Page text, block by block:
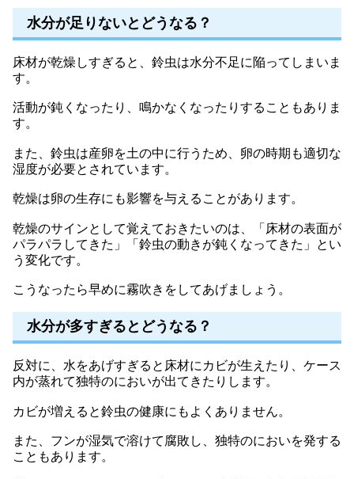
水分が足りないとどうなる？
床材が乾燥しすぎると、鈴虫は水分不足に陥ってしまいま
す。
活動が鈍くなったり、鳴かなくなったりすることもありま
す。
また、鈴虫は産卵を土の中に行うため、卵の時期も適切な
湿度が必要とされています。
乾燥は卵の生存にも影響を与えることがあります。
乾燥のサインとして覚えておきたいのは、「床材の表面が
パラパラしてきた」「鈴虫の動きが鈍くなってきた」とい
う変化です。
こうなったら早めに霧吹きをしてあげましょう。
水分が多すぎるとどうなる？
反対に、水をあげすぎると床材にカビが生えたり、ケース
内が蒸れて独特のにおいが出てきたりします。
カビが増えると鈴虫の健康にもよくありません。
また、フンが湿気で溶けて腐敗し、独特のにおいを発する
こともあります。